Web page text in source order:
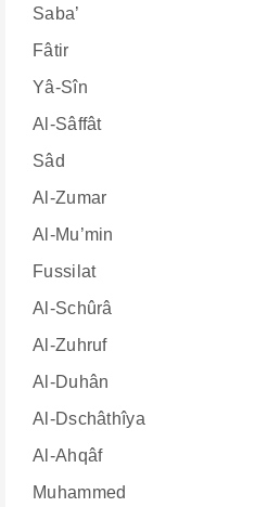
Saba’
Fâtir
Yâ-Sîn
Al-Sâffât
Sâd
Al-Zumar
Al-Mu’min
Fussilat
Al-Schûrâ
Al-Zuhruf
Al-Duhân
Al-Dschâthîya
Al-Ahqâf
Muhammed